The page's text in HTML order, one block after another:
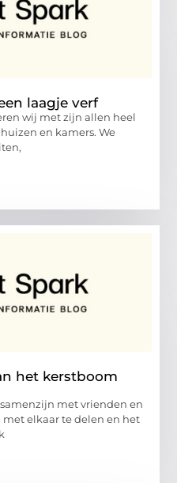
laagje verf
wij met zijn allen heel
en kamers. We
het kerstboom
met vrienden en
elkaar te delen en het